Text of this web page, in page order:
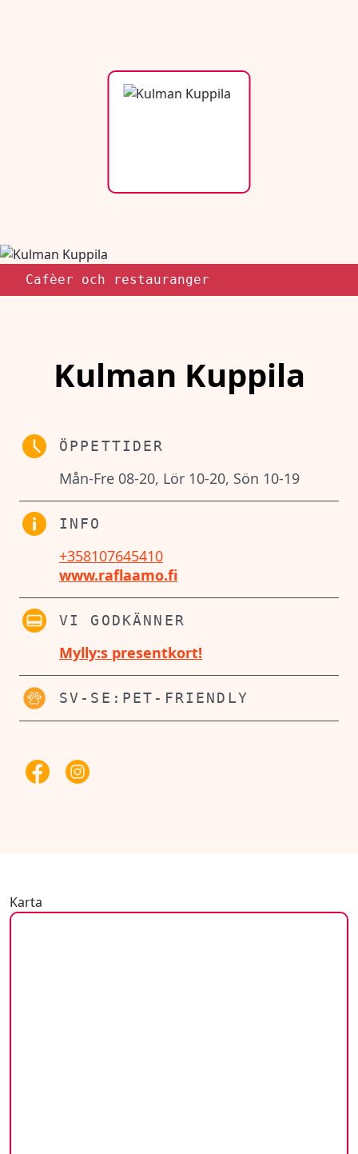
Cafèer och restauranger
Kulman Kuppila
ÖPPETTIDER
Mån-Fre 08-20, Lör 10-20, Sön 10-19
INFO
+358107645410
www.raflaamo.fi
VI GODKÄNNER
Mylly:s presentkort!
SV-SE:PET-FRIENDLY
Karta